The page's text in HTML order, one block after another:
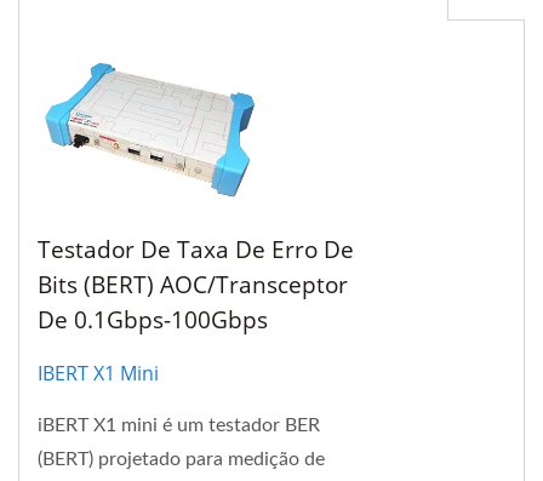
Testador De Taxa De Erro De
Bits (BERT) AOC/Transceptor
De 0.1Gbps-100Gbps
IBERT X1 Mini
iBERT X1 mini é um testador BER
(BERT) projetado para medição de